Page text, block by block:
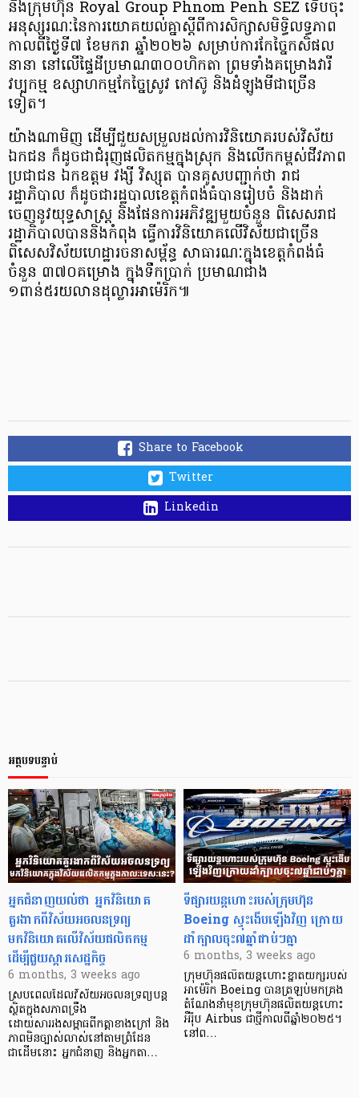
និងក្រុមហ៊ុន Royal Group Phnom Penh SEZ ទើបចុះ
អនុស្សរណៈនៃការយោគយល់គ្នាស្តីពីការសិក្សាសមិទ្ធិលទ្ធភាព
កាលពីថ្ងៃទី៧ ខែមករា ឆ្នាំ២០២៦ សម្រាប់ការកែច្នៃកសិផល
នានា នៅលើផ្ទៃដីប្រមាណ៣០០ហិកតា ព្រមទាំងគម្រោងវារី
វប្បកម្ម ឧស្សាហកម្មកែច្នៃស្រូវ កៅស៊ូ និងដំឡូងមីជាច្រើន
ទៀត។
យ៉ាងណាមិញ ដើម្បីជួយសម្រួលដល់ការវិនិយោគរបស់វិស័យ
ឯកជន ក៏ដូចជាជំរុញផលិតកម្មក្នុងស្រុក និងលើកកម្ពស់ជីវភាព
ប្រជាជន ឯកឧត្តម វង្សី វិស្សុត បានគូសបញ្ជាក់ថា រាជ
រដ្ឋាភិបាល ក៏ដូចជារដ្ឋបាលខេត្តកំពង់ធំបានរៀបចំ និងដាក់
ចេញនូវយុទ្ធសាស្រ្ត និងផែនការអភិវឌ្ឍមួយចំនួន ពិសេសរាជ
រដ្ឋាភិបាលបាននិងកំពុង ធ្វើការវិនិយោគលើវិស័យជាច្រើន
ពិសេសវិស័យហេដ្ឋារចនាសម្ព័ន្ធ សាធារណៈក្នុងខេត្តកំពង់ធំ
ចំនួន ៣៧០គម្រោង ក្នុងទឹកប្រាក់ ប្រមាណជាង
១ពាន់៥រយលានដុល្លារអាម៉េរិក៕
Share to Facebook
Twitter
Linkedin
អត្ថបទបន្ទាប់
អ្នកជំនាញយល់ថា អ្នកវិនិយោគ
គួរងាកពីវិស័យអចលនទ្រព្យ
មកវិនិយោគលើវិស័យផលិតកម្ម
ដើម្បីជួយស្តារសេដ្ឋកិច្ច
6 months, 3 weeks ago
ស្របពេលដែលវិស័យអចលនទ្រព្យបន្ត
ស្ថិតក្នុងសភាពទ្រឹង
ដោយសាររងសម្ពាធពីកត្តាខាងក្រៅ និង
ភាពមិនច្បាស់លាស់នៅតាមព្រំដែន
ជាដើមនោះ អ្នកជំនាញ និងអ្នកតា…
ទីផ្សារយន្តហោះរបស់ក្រុមហ៊ុន
Boeing ស្ទុះងើបឡើងវិញ ក្រោយ
ដាំក្បាលចុះ៧ឆ្នាំជាប់ៗគ្នា
6 months, 3 weeks ago
ក្រុមហ៊ុនផលិតយន្តហោះខ្នាតយក្សរបស់
អាម៉េរិក Boeing បានត្រឡប់មកគ្រង
តំណែងនាំមុខក្រុមហ៊ុនផលិតយន្តហោះ
អឺរ៉ុប Airbus ជាថ្មីកាលពីឆ្នាំ២០២៥។
នៅព…